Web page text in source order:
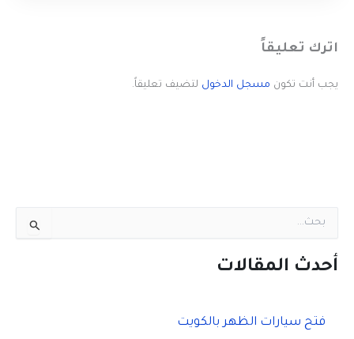
اترك تعليقاً
يجب أنت تكون مسجل الدخول لتضيف تعليقاً.
حأحدث المقالات
فتح سيارات الظهر بالكويت